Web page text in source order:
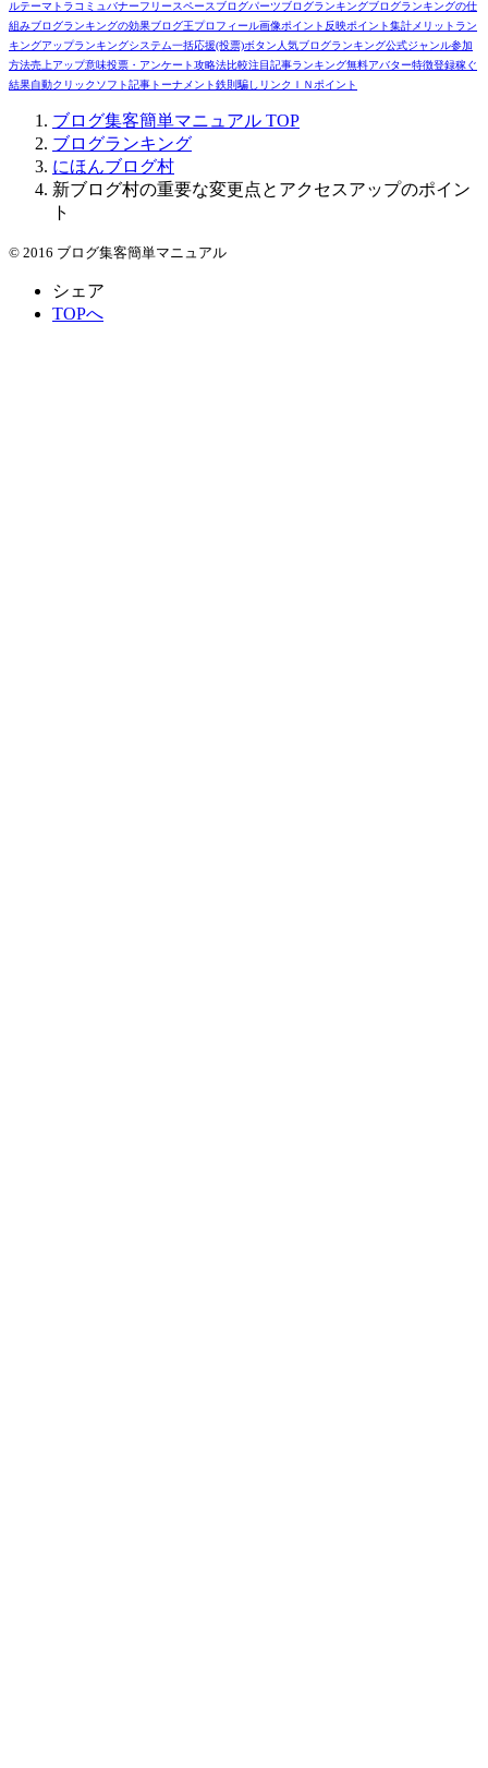
ルテーマ トラコミュ バナーフリースペース ブログパーツブログランキングブログランキングの仕
組みブログランキングの効果ブログ王プロフィール画像ポイント反映ポイント集計 メリット ラン
キングアップランキングシステム一括応援(投票)ボタン 人気ブログランキング公式ジャンル参加
方法売上アップ意味投票・アンケート攻略法比較注目記事ランキング無料アバター特徴登録稼ぐ
結果自動クリックソフト記事トーナメント鉄則騙しリンク ＩＮポイント
ブログ集客簡単マニュアル TOP
ブログランキング
にほんブログ村
新ブログ村の重要な変更点とアクセスアップのポイン
ト
© 2016 ブログ集客簡単マニュアル
シェア
TOPへ